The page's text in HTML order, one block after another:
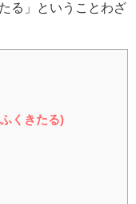
る」ということわざ
くきたる)